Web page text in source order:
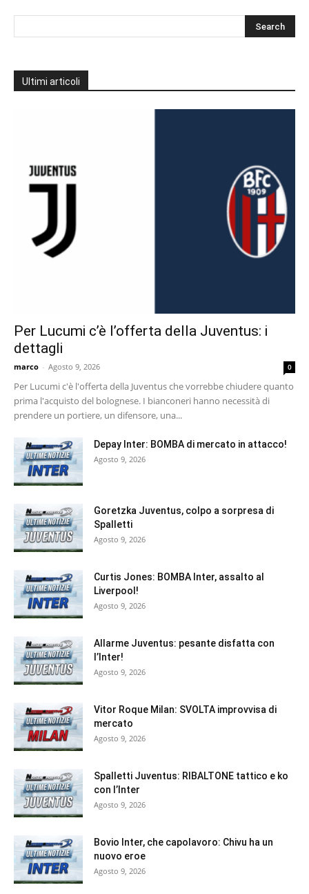
Ultimi articoli
Per Lucumi c’è l’offerta della Juventus: i
dettagli
marco - Agosto 9, 2026 0
Per Lucumi c'è l'offerta della Juventus che vorrebbe chiudere quanto
prima l'acquisto del bolognese. I bianconeri hanno necessità di
prendere un portiere, un difensore, una...
Depay Inter: BOMBA di mercato in attacco!
Agosto 9, 2026
Goretzka Juventus, colpo a sorpresa di
Spalletti
Agosto 9, 2026
Curtis Jones: BOMBA Inter, assalto al
Liverpool!
Agosto 9, 2026
Allarme Juventus: pesante disfatta con
l’Inter!
Agosto 9, 2026
Vitor Roque Milan: SVOLTA improvvisa di
mercato
Agosto 9, 2026
Spalletti Juventus: RIBALTONE tattico e ko
con l’Inter
Agosto 9, 2026
Bovio Inter, che capolavoro: Chivu ha un
nuovo eroe
Agosto 9, 2026